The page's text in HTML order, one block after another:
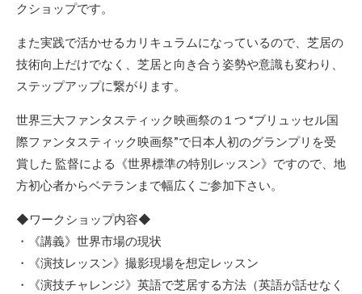
クショップです。
また実践で活かせるカリキュラムになっているので、芝居の
技術向上だけでなく、芝居と向き合う姿勢や意識も変わり、
ステップアップに繋がります。
世界三大ファンタスティック映画祭の１つ “ブリュッセル国
際ファンタスティック映画祭”で日本人初のグランプリを受
賞した 監督による《世界標準の特別レッスン》ですので、地
方初心者からベテランまで幅広くご参加下さい。
◆ワークショップ内容◆
・《講義》世界市場の現状
・《演技レッスン》撮影現場を想定レッスン
・《演技チャレンジ》英語で芝居する方法（英語が話せなく